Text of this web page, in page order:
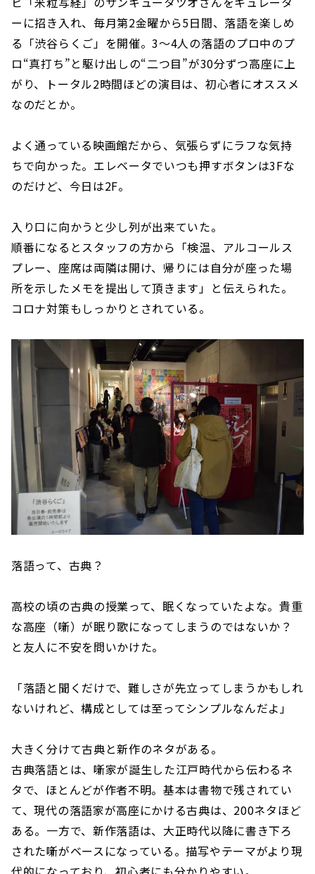
ーに招き入れ、毎月第2金曜から5日間、落語を楽しめ
る「渋谷らくご」を開催。3〜4人の落語のプロ中のプ
ロ“真打ち”と駆け出しの“二つ目”が30分ずつ高座に上
がり、トータル2時間ほどの演目は、初心者にオススメ
なのだとか。
よく通っている映画館だから、気張らずにラフな気持
ちで向かった。エレベータでいつも押すボタンは3Fな
のだけど、今日は2F。
入り口に向かうと少し列が出来ていた。
順番になるとスタッフの方から「検温、アルコールス
プレー、座席は両隣は開け、帰りには自分が座った場
所を示したメモを提出して頂きます」と伝えられた。
コロナ対策もしっかりとされている。
落語って、古典？
高校の頃の古典の授業って、眠くなっていたよな。貴重
な高座（噺）が眠り歌になってしまうのではないか？
と友人に不安を問いかけた。
「落語と聞くだけで、難しさが先立ってしまうかもしれ
ないけれど、構成としては至ってシンプルなんだよ」
大きく分けて古典と新作のネタがある。
古典落語とは、噺家が誕生した江戸時代から伝わるネ
タで、ほとんどが作者不明。基本は書物で残されてい
て、現代の落語家が高座にかける古典は、200ネタほど
ある。一方で、新作落語は、大正時代以降に書き下ろ
された噺がベースになっている。描写やテーマがより現